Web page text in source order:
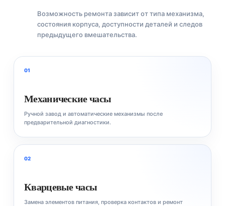
Возможность ремонта зависит от типа механизма,
состояния корпуса, доступности деталей и следов
предыдущего вмешательства.
01
Механические часы
Ручной завод и автоматические механизмы после
предварительной диагностики.
02
Кварцевые часы
Замена элементов питания, проверка контактов и ремонт